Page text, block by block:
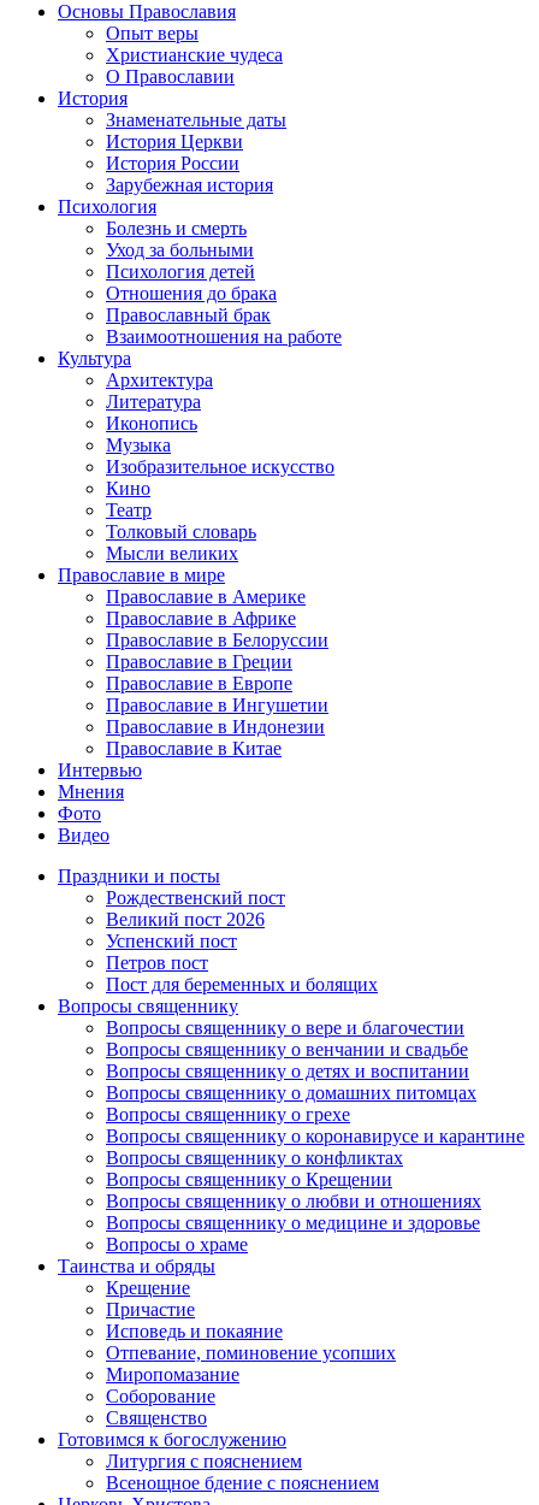
Основы Православия
Опыт веры
Христианские чудеса
О Православии
История
Знаменательные даты
История Церкви
История России
Зарубежная история
Психология
Болезнь и смерть
Уход за больными
Психология детей
Отношения до брака
Православный брак
Взаимоотношения на работе
Культура
Архитектура
Литература
Иконопись
Музыка
Изобразительное искусство
Кино
Театр
Толковый словарь
Мысли великих
Православие в мире
Православие в Америке
Православие в Африке
Православие в Белоруссии
Православие в Греции
Православие в Европе
Православие в Ингушетии
Православие в Индонезии
Православие в Китае
Интервью
Мнения
Фото
Видео
Праздники и посты
Рождественский пост
Великий пост 2026
Успенский пост
Петров пост
Пост для беременных и болящих
Вопросы священнику
Вопросы священнику о вере и благочестии
Вопросы священнику о венчании и свадьбе
Вопросы священнику о детях и воспитании
Вопросы священнику о домашних питомцах
Вопросы священнику о грехе
Вопросы священнику о коронавирусе и карантине
Вопросы священнику о конфликтах
Вопросы священнику о Крещении
Вопросы священнику о любви и отношениях
Вопросы священнику о медицине и здоровье
Вопросы о храме
Таинства и обряды
Крещение
Причастие
Исповедь и покаяние
Отпевание, поминовение усопших
Миропомазание
Соборование
Священство
Готовимся к богослужению
Литургия с пояснением
Всенощное бдение с пояснением